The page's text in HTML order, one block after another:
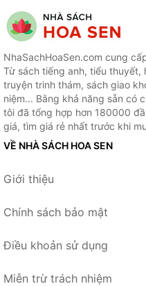
NhaSachHoaSen.com cung
Từ sách tiếng anh, tiểu
truyện trinh thám, sách giao
niệm... Bằng khả năng sẵn có
tôi đã tổng hợp hơn 180000
giá, tìm giá rẻ nhất trước khi
VỀ NHÀ SÁCH HOA SEN
Giới thiệu
Chính sách bảo mật
Điều khoản sử dụng
Miễn trừ trách nhiệm